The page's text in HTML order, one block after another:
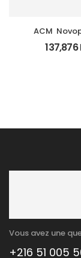
ACM
Coffret Anti
137,876
Vous avez une
+216 51 005